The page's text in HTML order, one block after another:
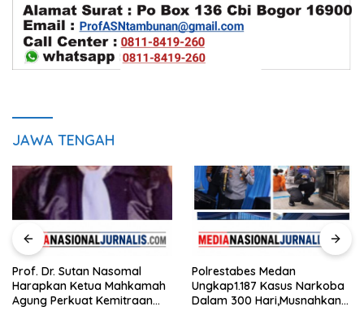
JAWA TENGAH
Prof. Dr. Sutan Nasomal
Harapkan Ketua Mahkamah
Agung Perkuat Kemitraan
Polrestabes Medan
Ungkap1.187 Kasus Narkoba
Dalam 300 Hari,Musnahkan